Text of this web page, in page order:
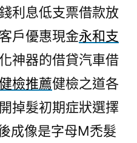
利息低支票借款放
戶優惠現金永和支
神器的借貸汽車借
檢推薦健檢之道各
掉髮初期症狀選擇
成像是字母M禿髮